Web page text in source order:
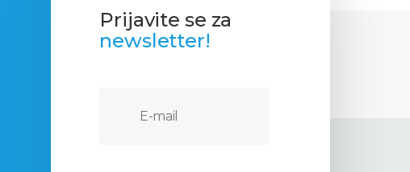
Prijavite se za
newsletter!